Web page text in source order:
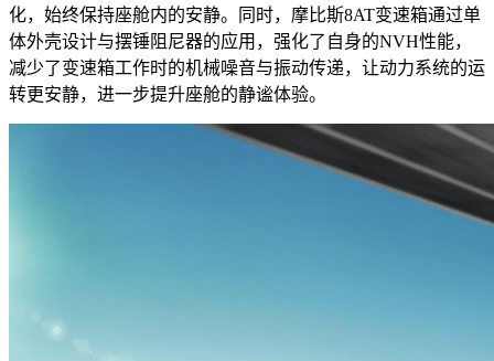
化，始终保持座舱内的安静。同时，摩比斯8AT变速箱通过单
体外壳设计与摆锤阻尼器的应用，强化了自身的NVH性能，
减少了变速箱工作时的机械噪音与振动传递，让动力系统的运
转更安静，进一步提升座舱的静谧体验。